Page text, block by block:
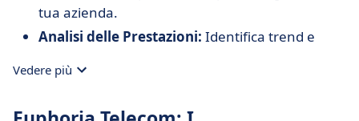
tua azienda.
Analisi delle Prestazioni: Identifica trend e
basati sui dati delle chiamate.
Vedere più